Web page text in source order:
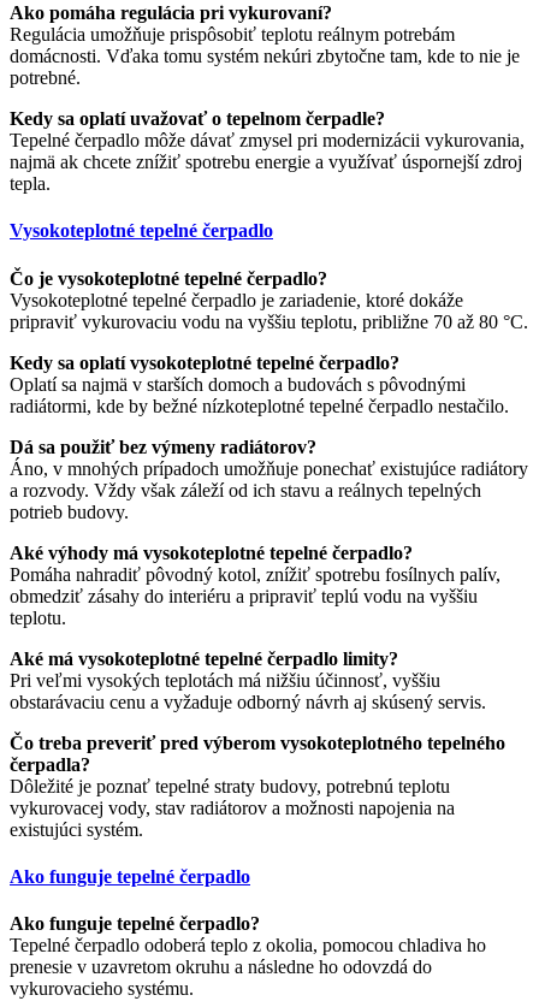
Ako pomáha regulácia pri vykurovaní?
Regulácia umožňuje prispôsobiť teplotu reálnym potrebám
domácnosti. Vďaka tomu systém nekúri zbytočne tam, kde to nie je
potrebné.
Kedy sa oplatí uvažovať o tepelnom čerpadle?
Tepelné čerpadlo môže dávať zmysel pri modernizácii vykurovania,
najmä ak chcete znížiť spotrebu energie a využívať úspornejší zdroj
tepla.
Vysokoteplotné tepelné čerpadlo
Čo je vysokoteplotné tepelné čerpadlo?
Vysokoteplotné tepelné čerpadlo je zariadenie, ktoré dokáže
pripraviť vykurovaciu vodu na vyššiu teplotu, približne 70 až 80 °C.
Kedy sa oplatí vysokoteplotné tepelné čerpadlo?
Oplatí sa najmä v starších domoch a budovách s pôvodnými
radiátormi, kde by bežné nízkoteplotné tepelné čerpadlo nestačilo.
Dá sa použiť bez výmeny radiátorov?
Áno, v mnohých prípadoch umožňuje ponechať existujúce radiátory
a rozvody. Vždy však záleží od ich stavu a reálnych tepelných
potrieb budovy.
Aké výhody má vysokoteplotné tepelné čerpadlo?
Pomáha nahradiť pôvodný kotol, znížiť spotrebu fosílnych palív,
obmedziť zásahy do interiéru a pripraviť teplú vodu na vyššiu
teplotu.
Aké má vysokoteplotné tepelné čerpadlo limity?
Pri veľmi vysokých teplotách má nižšiu účinnosť, vyššiu
obstarávaciu cenu a vyžaduje odborný návrh aj skúsený servis.
Čo treba preveriť pred výberom vysokoteplotného tepelného
čerpadla?
Dôležité je poznať tepelné straty budovy, potrebnú teplotu
vykurovacej vody, stav radiátorov a možnosti napojenia na
existujúci systém.
Ako funguje tepelné čerpadlo
Ako funguje tepelné čerpadlo?
Tepelné čerpadlo odoberá teplo z okolia, pomocou chladiva ho
prenesie v uzavretom okruhu a následne ho odovzdá do
vykurovacieho systému.